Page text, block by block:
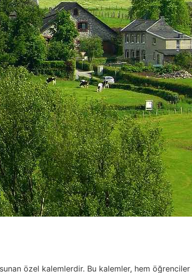
sunan özel kalemlerdir. Bu kalemler, hem